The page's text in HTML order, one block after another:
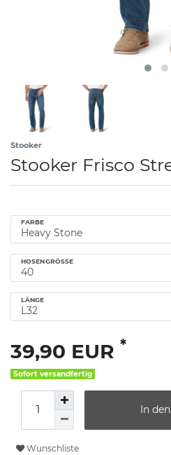
Stooker
Stooker Frisco
FARBE
HOSENGRÖSSE
LÄNGE
39,90 EUR *
Sofort versandfertig
In
Wunschliste